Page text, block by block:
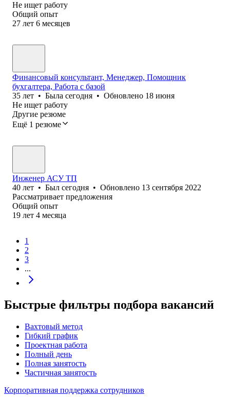
Не ищет работу
Общий опыт
27 лет 6 месяцев
Финансовый консультант, Менеджер, Помощник
бухгалтера, Работа с базой
35 лет • Была сегодня • Обновлено 18 июня
Не ищет работу
Другие резюме
Ещё 1 резюме
Инженер АСУ ТП
40 лет • Был сегодня • Обновлено 13 сентября 2022
Рассматривает предложения
Общий опыт
19 лет 4 месяца
1
2
3
...
Быстрые фильтры подбора вакансий
Вахтовый метод
Гибкий график
Проектная работа
Полный день
Полная занятость
Частичная занятость
Корпоративная поддержка сотрудников